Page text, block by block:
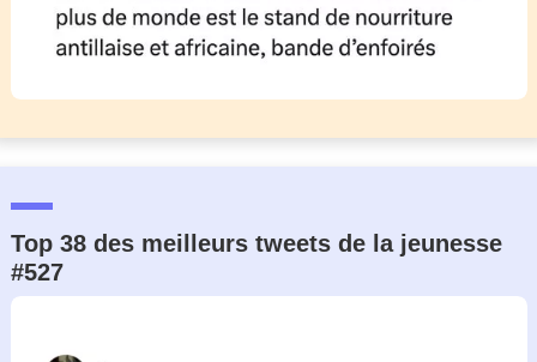
Top 38 des meilleurs tweets de la jeunesse
#527